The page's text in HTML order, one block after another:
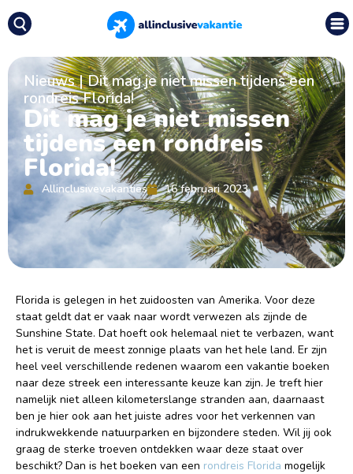
Nieuws|Dit mag je niet missen tijdens een
rondreis Florida!
Dit mag je niet missen
tijdens een rondreis
Florida!
Allinclusivevakanties 16 februari 2023
Florida is gelegen in het zuidoosten van Amerika. Voor deze
staat geldt dat er vaak naar wordt verwezen als zijnde de
Sunshine State. Dat hoeft ook helemaal niet te verbazen, want
het is veruit de meest zonnige plaats van het hele land. Er zijn
heel veel verschillende redenen waarom een vakantie boeken
naar deze streek een interessante keuze kan zijn. Je treft hier
namelijk niet alleen kilometerslange stranden aan, daarnaast
ben je hier ook aan het juiste adres voor het verkennen van
indrukwekkende natuurparken en bijzondere steden. Wil jij ook
graag de sterke troeven ontdekken waar deze staat over
beschikt? Dan is het boeken van een rondreis Florida mogelijk